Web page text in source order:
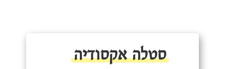
סטלה אקסודיה